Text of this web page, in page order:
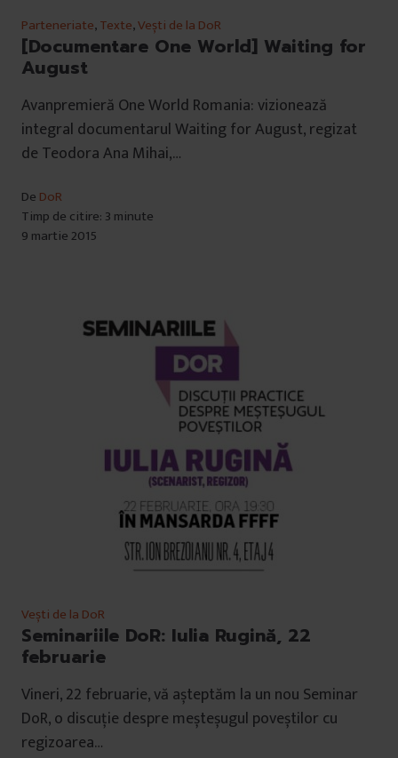
Parteneriate,Texte,Vești de la DoR
[Documentare One World] Waiting for
August
Avanpremieră One World Romania: vizionează
integral documentarul Waiting for August, regizat
de Teodora Ana Mihai,…
De DoR
Timp de citire: 3 minute
9 martie 2015
Vești de la DoR
Seminariile DoR: Iulia Rugină, 22
februarie
Vineri, 22 februarie, vă așteptăm la un nou Seminar
DoR, o discuție despre meșteșugul poveștilor cu
regizoarea…